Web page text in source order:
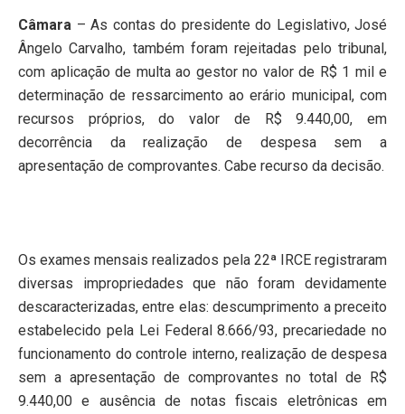
Câmara – As contas do presidente do Legislativo, José
Ângelo Carvalho, também foram rejeitadas pelo tribunal,
com aplicação de multa ao gestor no valor de R$ 1 mil e
determinação de ressarcimento ao erário municipal, com
recursos próprios, do valor de R$ 9.440,00, em
decorrência da realização de despesa sem a
apresentação de comprovantes. Cabe recurso da decisão.
Os exames mensais realizados pela 22ª IRCE registraram
diversas impropriedades que não foram devidamente
descaracterizadas, entre elas: descumprimento a preceito
estabelecido pela Lei Federal 8.666/93, precariedade no
funcionamento do controle interno, realização de despesa
sem a apresentação de comprovantes no total de R$
9.440,00 e ausência de notas fiscais eletrônicas em